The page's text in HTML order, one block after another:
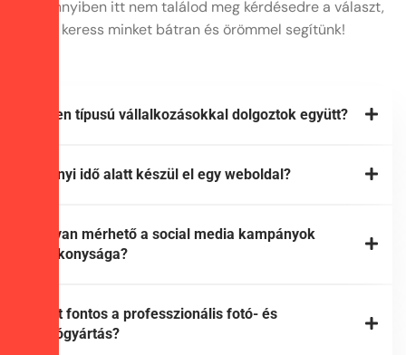
Amennyiben itt nem találod meg kérdésedre a választ,
keress minket bátran és örömmel segítünk!
Milyen típusú vállalkozásokkal dolgoztok együtt?
Mennyi idő alatt készül el egy weboldal?
Hogyan mérhető a social media kampányok
hatékonysága?
Miért fontos a professzionális fotó- és
videógyártás?